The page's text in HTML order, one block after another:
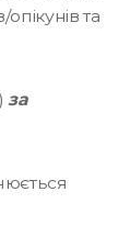
та
за